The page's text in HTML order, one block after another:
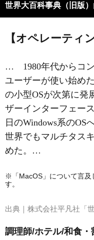
世界大百科事典（旧版）
【オペレーティ
… 1980年代からコン
ユーザーが使い始め
の小型OSが次第に発
ザーインターフェー
日のWindows系のOS
世界でもマルチタス
めた。…
※「MacOS」について言及
す。
出典｜ 株式会社平凡社「
調理師/ホテル/和食